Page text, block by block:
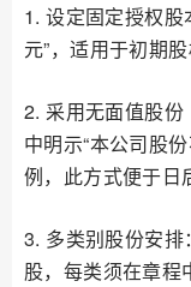
1. 设定固定授权
元”，适用于初期
2. 采用无面值股
中明示“本公司股
例，此方式便于日
3. 多类别股份安
股，每类须在章程